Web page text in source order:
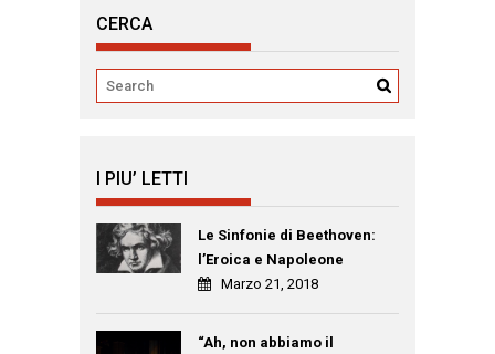
CERCA
I PIU’ LETTI
Le Sinfonie di Beethoven:
l’Eroica e Napoleone
Marzo 21, 2018
“Ah, non abbiamo il